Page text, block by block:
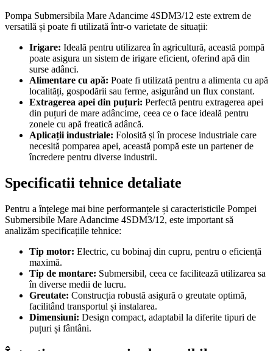
Pompa Submersibila Mare Adancime 4SDM3/12 este extrem de
versatilă și poate fi utilizată într-o varietate de situații:
Irigare: Ideală pentru utilizarea în agricultură, această pompă
poate asigura un sistem de irigare eficient, oferind apă din
surse adânci.
Alimentare cu apă: Poate fi utilizată pentru a alimenta cu apă
localități, gospodării sau ferme, asigurând un flux constant.
Extragerea apei din puțuri: Perfectă pentru extragerea apei
din puțuri de mare adâncime, ceea ce o face ideală pentru
zonele cu apă freatică adâncă.
Aplicații industriale: Folosită și în procese industriale care
necesită pomparea apei, această pompă este un partener de
încredere pentru diverse industrii.
Specificatii tehnice detaliate
Pentru a înțelege mai bine performanțele și caracteristicile Pompei
Submersibile Mare Adancime 4SDM3/12, este important să
analizăm specificațiile tehnice:
Tip motor: Electric, cu bobinaj din cupru, pentru o eficiență
maximă.
Tip de montare: Submersibil, ceea ce facilitează utilizarea sa
în diverse medii de lucru.
Greutate: Construcția robustă asigură o greutate optimă,
facilitând transportul și instalarea.
Dimensiuni: Design compact, adaptabil la diferite tipuri de
puțuri și fântâni.